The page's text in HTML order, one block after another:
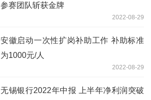
参赛团队斩获金牌
2022-08-29
安徽启动一次性扩岗补助工作 补助标准
为1000元/人
2022-08-29
无锡银行2022年中报 上半年净利润突破